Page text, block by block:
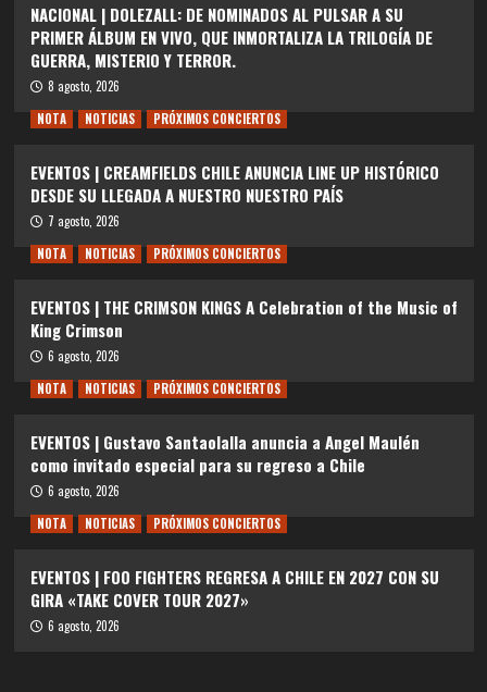
NACIONAL | DOLEZALL: DE NOMINADOS AL PULSAR A SU
PRIMER ÁLBUM EN VIVO, QUE INMORTALIZA LA TRILOGÍA DE
GUERRA, MISTERIO Y TERROR.
8 agosto, 2026
NOTA
NOTICIAS PRÓXIMOS CONCIERTOS
EVENTOS | CREAMFIELDS CHILE ANUNCIA LINE UP HISTÓRICO
DESDE SU LLEGADA A NUESTRO NUESTRO PAÍS
7 agosto, 2026
NOTA
NOTICIAS PRÓXIMOS CONCIERTOS
EVENTOS | THE CRIMSON KINGS A Celebration of the Music of
King Crimson
6 agosto, 2026
NOTA
NOTICIAS PRÓXIMOS CONCIERTOS
EVENTOS | Gustavo Santaolalla anuncia a Angel Maulén
como invitado especial para su regreso a Chile
6 agosto, 2026
NOTA
NOTICIAS PRÓXIMOS CONCIERTOS
EVENTOS | FOO FIGHTERS REGRESA A CHILE EN 2027 CON SU
GIRA «TAKE COVER TOUR 2027»
6 agosto, 2026